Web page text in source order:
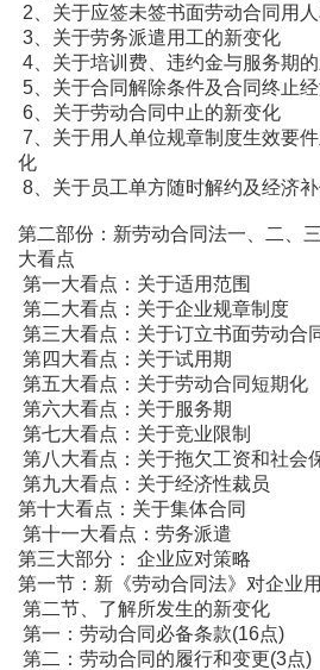
2、关于应签未签书面劳动合同用
3、关于劳务派遣用工的新变化
4、关于培训费、违约金与服务期
5、关于合同解除条件及合同终止
6、关于劳动合同中止的新变化
7、关于用人单位规章制度生效要
化
8、关于员工单方随时解约及经济
第二部份：新劳动合同法一、二、
大看点
第一大看点：关于适用范围
第二大看点：关于企业规章制度
第三大看点：关于订立书面劳动合
第四大看点：关于试用期
第五大看点：关于劳动合同短期化
第六大看点：关于服务期
第七大看点：关于竞业限制
第八大看点：关于拖欠工资和社会
第九大看点：关于经济性裁员
第十大看点：关于集体合同
第十一大看点：劳务派遣
第三大部分： 企业应对策略
第一节：新《劳动合同法》对企业
第二节、了解所发生的新变化
第一：劳动合同必备条款(16点)
第二：劳动合同的履行和变更(3点)